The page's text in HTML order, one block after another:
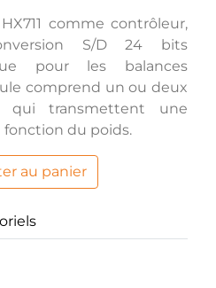
comme contrôleur,
S/D 24 bits
pour les balances
comprend un ou deux
qui transmettent une
fonction du poids.
au panier